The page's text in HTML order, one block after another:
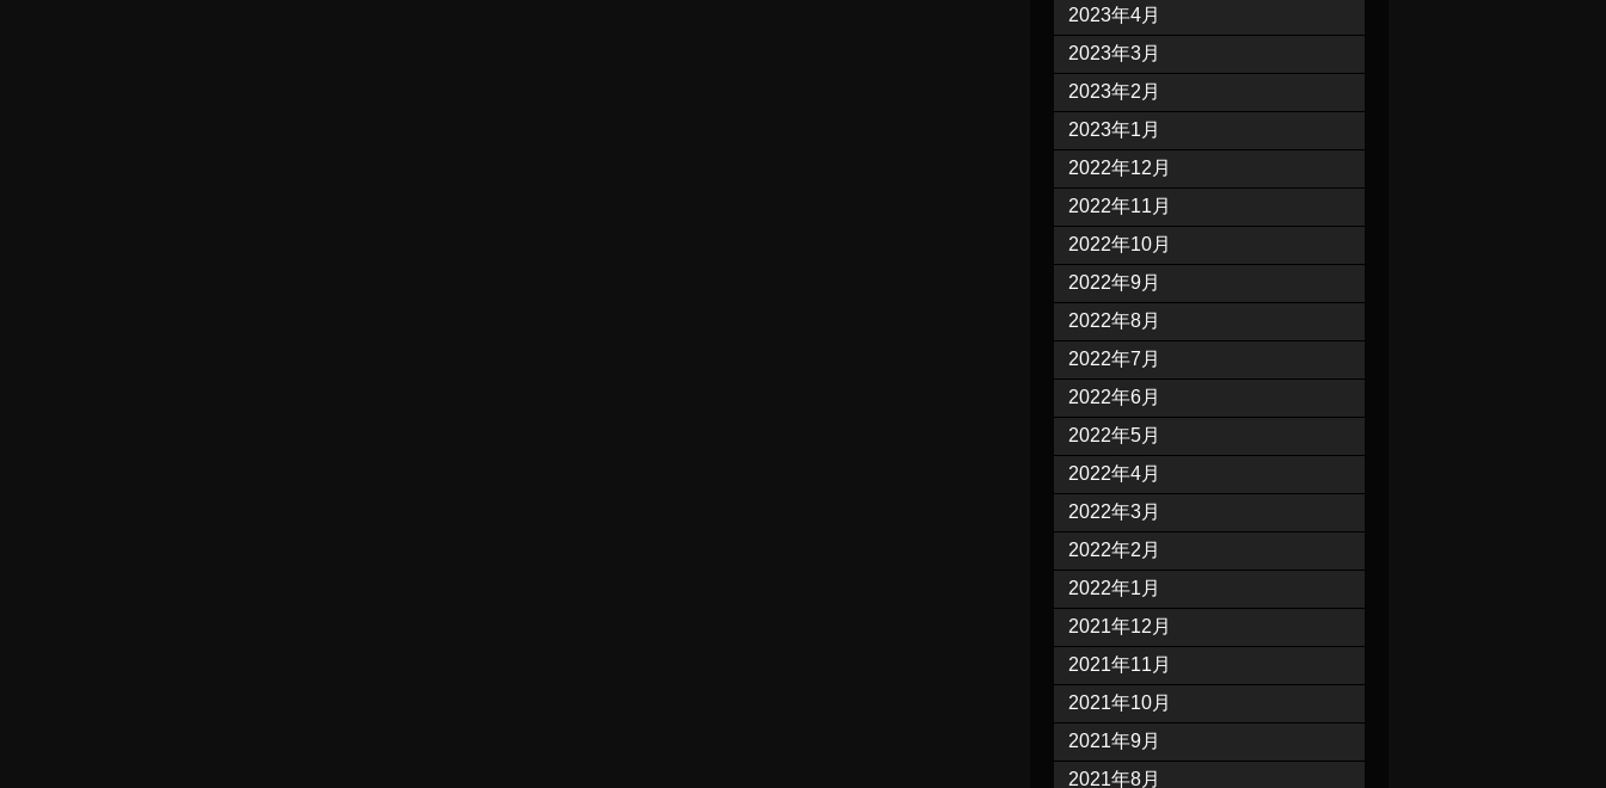
2023年4月
2023年3月
2023年2月
2023年1月
2022年12月
2022年11月
2022年10月
2022年9月
2022年8月
2022年7月
2022年6月
2022年5月
2022年4月
2022年3月
2022年2月
2022年1月
2021年12月
2021年11月
2021年10月
2021年9月
2021年8月